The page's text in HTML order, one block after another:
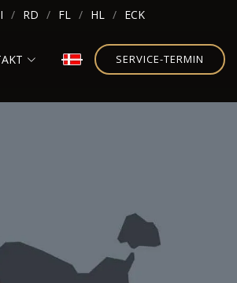
RD FL HL ECK
SERVICE-TERMIN